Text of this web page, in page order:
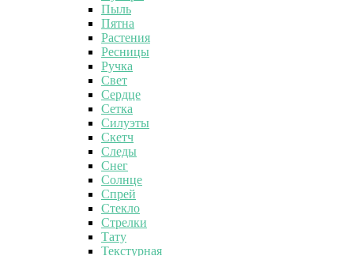
Пыль
Пятна
Растения
Ресницы
Ручка
Свет
Сердце
Сетка
Силуэты
Скетч
Следы
Снег
Солнце
Спрей
Стекло
Стрелки
Тату
Текстурная